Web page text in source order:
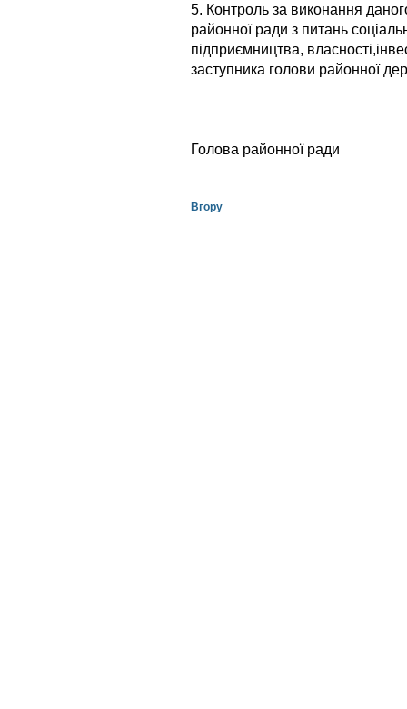
5. Контроль за виконання
районної ради з питань
підприємництва,
заступника голови районної
Голова
Вгору